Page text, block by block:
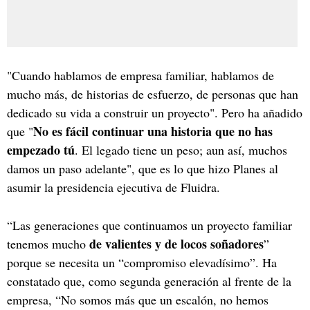
"Cuando hablamos de empresa familiar, hablamos de
mucho más, de historias de esfuerzo, de personas que han
dedicado su vida a construir un proyecto". Pero ha añadido
que "No es fácil continuar una historia que no has
empezado tú. El legado tiene un peso; aun así, muchos
damos un paso adelante", que es lo que hizo Planes al
asumir la presidencia ejecutiva de Fluidra.
“Las generaciones que continuamos un proyecto familiar
tenemos mucho de valientes y de locos soñadores”
porque se necesita un “compromiso elevadísimo”. Ha
constatado que, como segunda generación al frente de la
empresa, “No somos más que un escalón, no hemos